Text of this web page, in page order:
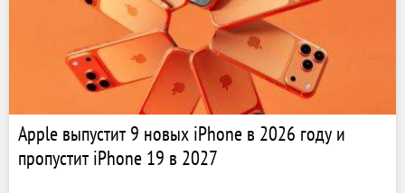
Apple выпустит 9 новых iPhone в 2026 году и
пропустит iPhone 19 в 2027